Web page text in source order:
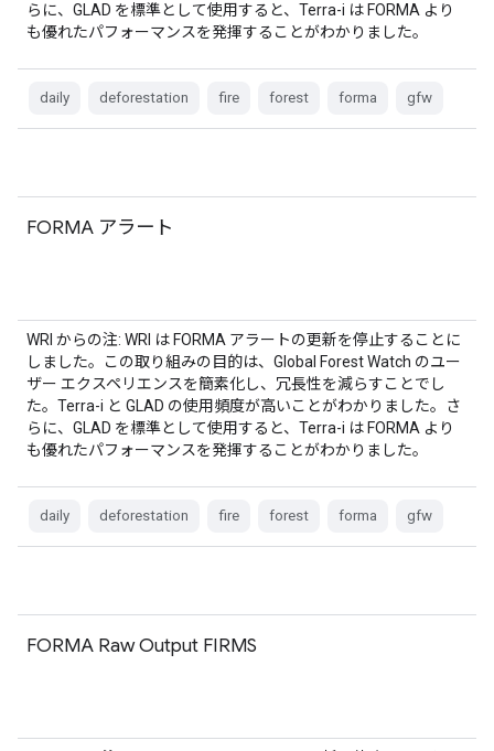
らに、GLAD を標準として使用すると、Terra-i は FORMA より
も優れたパフォーマンスを発揮することがわかりました。
daily deforestation fire forest forma gfw
FORMA アラート
WRI からの注: WRI は FORMA アラートの更新を停止することに
しました。この取り組みの目的は、Global Forest Watch のユー
ザー エクスペリエンスを簡素化し、冗長性を減らすことでし
た。Terra-i と GLAD の使用頻度が高いことがわかりました。さ
らに、GLAD を標準として使用すると、Terra-i は FORMA より
も優れたパフォーマンスを発揮することがわかりました。
daily deforestation fire forest forma gfw
FORMA Raw Output FIRMS